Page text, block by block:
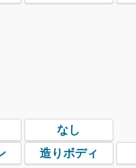
なし
造りボディ